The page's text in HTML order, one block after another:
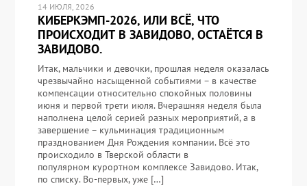
14 ИЮЛЯ, 2026
КИБЕРКЭМП-2026, ИЛИ ВСЁ, ЧТО
ПРОИСХОДИТ В ЗАВИДОВО, ОСТАЁТСЯ В
ЗАВИДОВО.
Итак, мальчики и девочки, прошлая неделя оказалась
чрезвычайно насыщенной событиями – в качестве
компенсации относительно спокойных половины
июня и первой трети июля. Вчерашняя неделя была
наполнена целой серией разных мероприятий, а в
завершение – кульминация традиционным
празднованием Дня Рождения компании. Всё это
происходило в Тверской области в
популярном курортном комплексе Завидово. Итак,
по списку. Во-первых, уже […]